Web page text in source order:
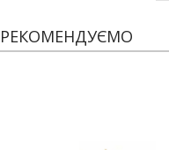
РЕКОМЕНДУЄМО